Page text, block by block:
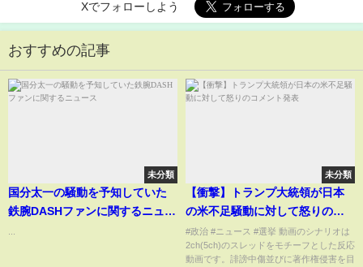
Xでフォローしよう
おすすめの記事
未分類
国分太一の騒動を予知していた
鉄腕DASHファンに関するニュー
未分類
【衝撃】トランプ大統領が日本
の米不足騒動に対して怒りのコ
メント発表
#政治 #ニュース #選挙 動画のシナリオは
2ch(5ch)のスレッドをモチーフとした反応
動画です。誹謗中傷並びに著作権侵害を目